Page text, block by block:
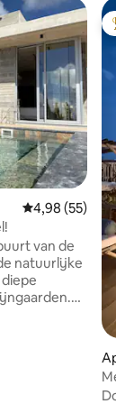
recensies
Gemiddelde
4,98 (55)
van de
natuurlijke